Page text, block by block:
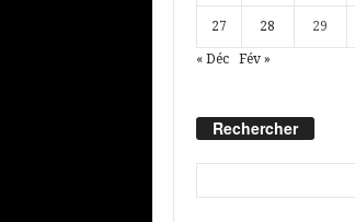
27 28 29
« Déc Fév »
Rechercher